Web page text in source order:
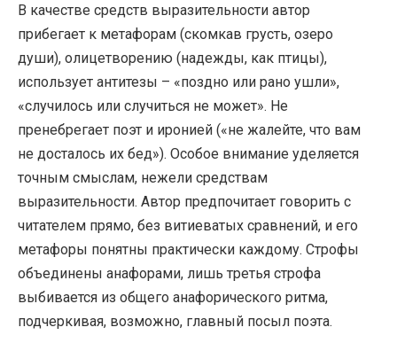
В качестве средств выразительности автор
прибегает к метафорам (скомкав грусть, озеро
души), олицетворению (надежды, как птицы),
использует антитезы – «поздно или рано ушли»,
«случилось или случиться не может». Не
пренебрегает поэт и иронией («не жалейте, что вам
не досталось их бед»). Особое внимание уделяется
точным смыслам, нежели средствам
выразительности. Автор предпочитает говорить с
читателем прямо, без витиеватых сравнений, и его
метафоры понятны практически каждому. Строфы
объединены анафорами, лишь третья строфа
выбивается из общего анафорического ритма,
подчеркивая, возможно, главный посыл поэта.